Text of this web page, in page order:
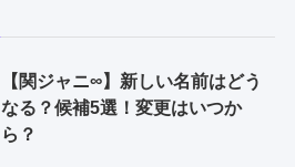
【関ジャニ∞】新しい名前はどう
なる？候補5選！変更はいつか
ら？